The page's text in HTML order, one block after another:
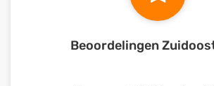
Beoordelingen